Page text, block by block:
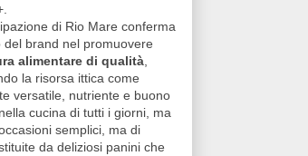
di Rio Mare conferma
del brand nel promuovere
alimentare di qualità,
la risorsa ittica come
versatile, nutriente e buono
cucina di tutti i giorni, ma
semplici, ma di
da deliziosi panini che